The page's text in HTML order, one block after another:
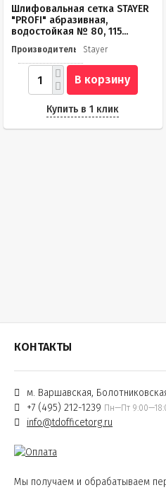
Шлифовальная сетка STAYER
"PROFI" абразивная,
водостойкая № 80, 115...
Производитель Stayer
В корзину
Купить в 1 клик
КОНТАКТЫ
м. Варшавская,
+7 (495) 212-1239 Пн—Пт
info@tdofficetorg.ru
Мы получаем и обрабатываем